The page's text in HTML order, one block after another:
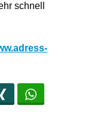
schnell